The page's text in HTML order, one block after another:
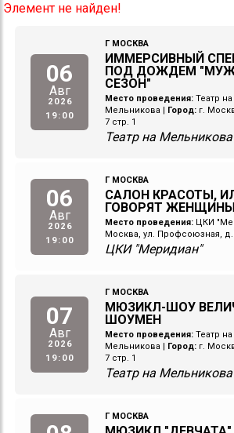
Элемент не найден!
06
Авг
2026
19:00
Г МОСКВА
ИММЕРСИВНЫЙ
ПОД ДОЖДЕМ
СЕЗОН"
Место проведения: Театр на
Мельникова
Город: г.
7 стр. 1
Театр на Мельникова
06
Авг
2026
19:00
Г МОСКВА
САЛОН КРАСОТЫ,
ГОВОРЯТ ЖЕНЩИНЫ
Место проведения: ЦКИ
Москва, ул. Профсоюзная,
ЦКИ "Меридиан"
07
Авг
2026
19:00
Г МОСКВА
МЮЗИКЛ-ШОУ
ШОУМЕН
Место проведения: Театр на
Мельникова
Город: г.
7 стр. 1
Театр на Мельникова
Г МОСКВА